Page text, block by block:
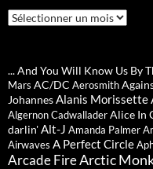
Archives
... And You Will Know Us By
Mars AC/DC Aerosmith
JohannesAlanis Morissette
Algernon CadwalladerAlice In
darlin'Alt-J Amanda Palmer
Airwaves A Perfect Circle
Arcade FireArctic